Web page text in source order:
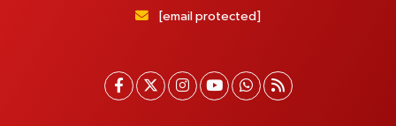
[email protected]